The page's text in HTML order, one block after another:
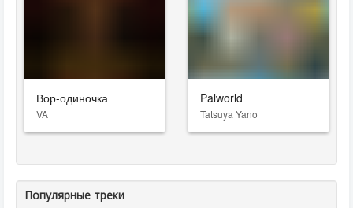
Вор-одиночка
VA
Palworld
Tatsuya Yano
Популярные треки